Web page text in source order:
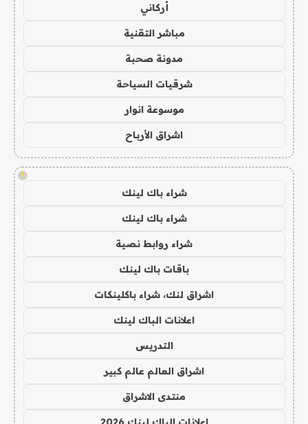
أركاني
مباشر التقنية
مدونة صحبة
شرقيات السياحة
موسوعة انوار
اشراق الأرباح
!
شراء باك لينك
شراء باك لينك
شراء روابط نصية
باقات باك لينك
اشراق لنك، شراء باكلينكات
اعلانات الباك لينك
التدريس
اشراق العالم عالم كبير
منتدى الاشراق